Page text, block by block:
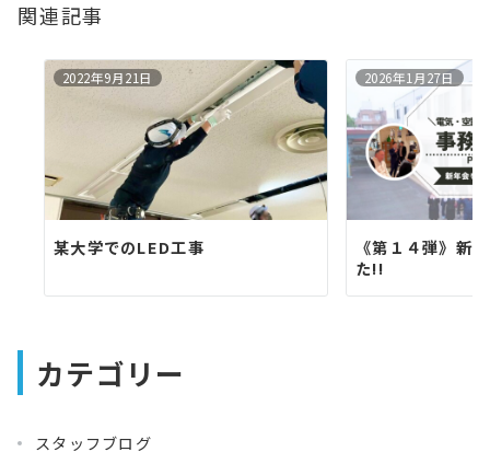
ョ
関連記事
2022年9月21日
某大学でのLED工事
2026年1月27日
《第１４弾》新
た!!
カテゴリー
スタッフブログ